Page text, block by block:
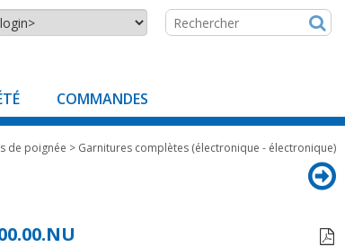
COMMANDES
de poignée > Garnitures complètes (électronique - électronique)
